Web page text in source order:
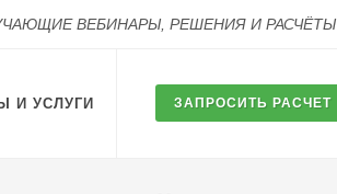
ВЕБИНАРЫ, РЕШЕНИЯ И РАСЧЁТЫ
И УСЛУГИ ЗАПРОСИТЬ РАСЧЕТ